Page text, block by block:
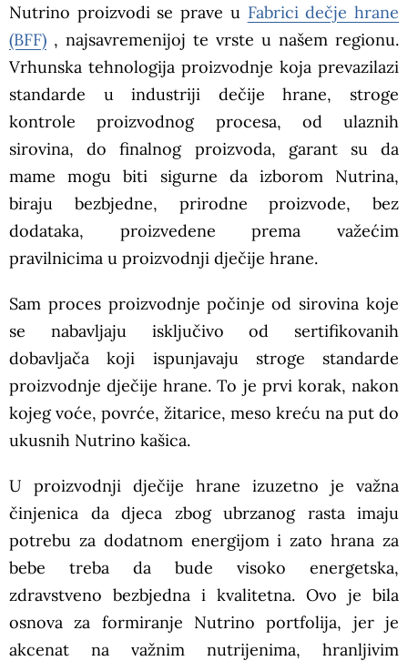
Nutrino proizvodi se prave u Fabrici dečje hrane
(BFF) , najsavremenijoj te vrste u našem regionu.
Vrhunska tehnologija proizvodnje koja prevazilazi
standarde u industriji dečije hrane, stroge
kontrole proizvodnog procesa, od ulaznih
sirovina, do finalnog proizvoda, garant su da
mame mogu biti sigurne da izborom Nutrina,
biraju bezbjedne, prirodne proizvode, bez
dodataka, proizvedene prema važećim
pravilnicima u proizvodnji dječije hrane.
Sam proces proizvodnje počinje od sirovina koje
se nabavljaju isključivo od sertifikovanih
dobavljača koji ispunjavaju stroge standarde
proizvodnje dječije hrane. To je prvi korak, nakon
kojeg voće, povrće, žitarice, meso kreću na put do
ukusnih Nutrino kašica.
U proizvodnji dječije hrane izuzetno je važna
činjenica da djeca zbog ubrzanog rasta imaju
potrebu za dodatnom energijom i zato hrana za
bebe treba da bude visoko energetska,
zdravstveno bezbjedna i kvalitetna. Ovo je bila
osnova za formiranje Nutrino portfolija, jer je
akcenat na važnim nutrijenima, hranljivim